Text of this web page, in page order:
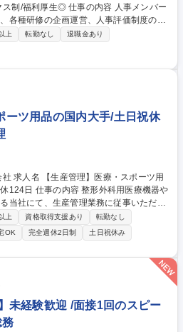
仕事の内容 人事メンバー
各種研修の企画運営、人事評価制度の運
ムの管理、社内規程の整備や改定まで、
ションです。 ■採用業務：新
、面接対応、内定者フォロー、雇用管理
、新入社員研修、選抜型研修、オンボー
度の運営：タレントマネジメントシス
内規程整備・改定■キャリアパス：運用
には人事部や経営管理部等への異動を通
募集職種 【人事メンバ
125日/フレックス制/福利厚生◎
上 転勤なし
退職金あり
ーツ用品の国内大手/土日祝休
ツ用
用医療機器や
当社にて、生産管理業務に従事いただき
生産体制の構築～製品供給の安定化まで
およびコストコントロール全般 ■効率的
モノづくりの根幹に深く携われます。裁
です。 募集職種 【生産管
手／土日祝休み・年休124日
上 資格取得支援あり
転勤なし
OK 完全週休2日制
土日祝休み
未経験歓迎 /面接1回のスピー
務